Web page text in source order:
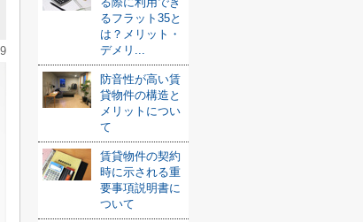
るフラット35と
は？メリット・
デメリ...
防音性が高い賃
貸物件の構造と
メリットについ
て
賃貸物件の契約
時に示される重
要事項説明書に
ついて